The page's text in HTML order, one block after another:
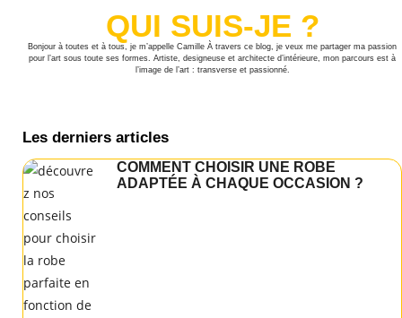
QUI SUIS-JE ?
Bonjour à toutes et à tous, je m’appelle Camille À travers ce blog, je veux me partager ma passion
pour l’art sous toute ses formes. Artiste, designeuse et architecte d’intérieure, mon parcours est à
l’image de l’art : transverse et passionné.
Les derniers articles
COMMENT CHOISIR UNE ROBE
ADAPTÉE À CHAQUE OCCASION ?